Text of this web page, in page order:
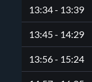
13:34 - 13:39
13:45 - 14:29
13:56 - 15:24